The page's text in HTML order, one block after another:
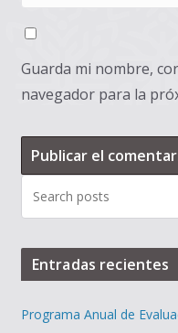
Guarda mi nombre,
navegador para la
Entradas recientes
Programa Anual de